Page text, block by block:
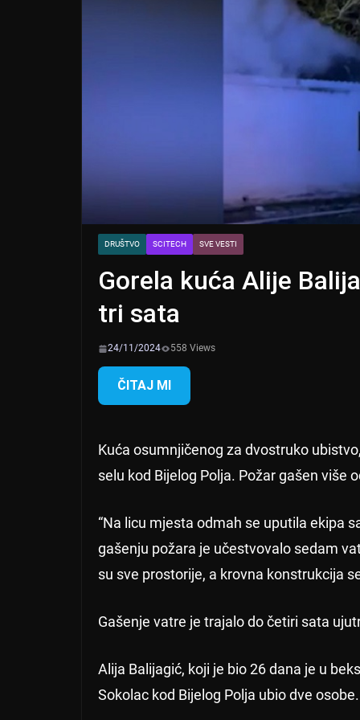
DRUŠTVO SCITECH SVE VESTI
Gorela kuća Alije
tri sata
24/11/2024 558 Views
ČITAJ MI
Kuća osumnjičenog za dvostruko
selu kod Bijelog Polja. Požar gašen više
“Na licu mjesta odmah se uputila ekipa
gašenju požara je učestvovalo sedam
su sve prostorije, a krovna konstrukcija
Gašenje vatre je trajalo do četiri sata
Alija Balijagić, koji je bio 26 dana je u
Sokolac kod Bijelog Polja ubio dve osobe.